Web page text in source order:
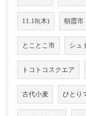
11.18(木) 朝霞市
とことこ市 シュ
トコトコスクエア
古代小麦 ひとり